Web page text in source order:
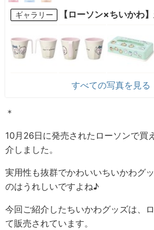
ギャラリー 【ローソン×ちいかわ
すべての写真を見る
＊
10月26日に発売されたローソンで買
介しました。
実用性も抜群でかわいいちいかわグ
のはうれしいですよね♪
今回ご紹介したちいかわグッズは、
て販売されています。